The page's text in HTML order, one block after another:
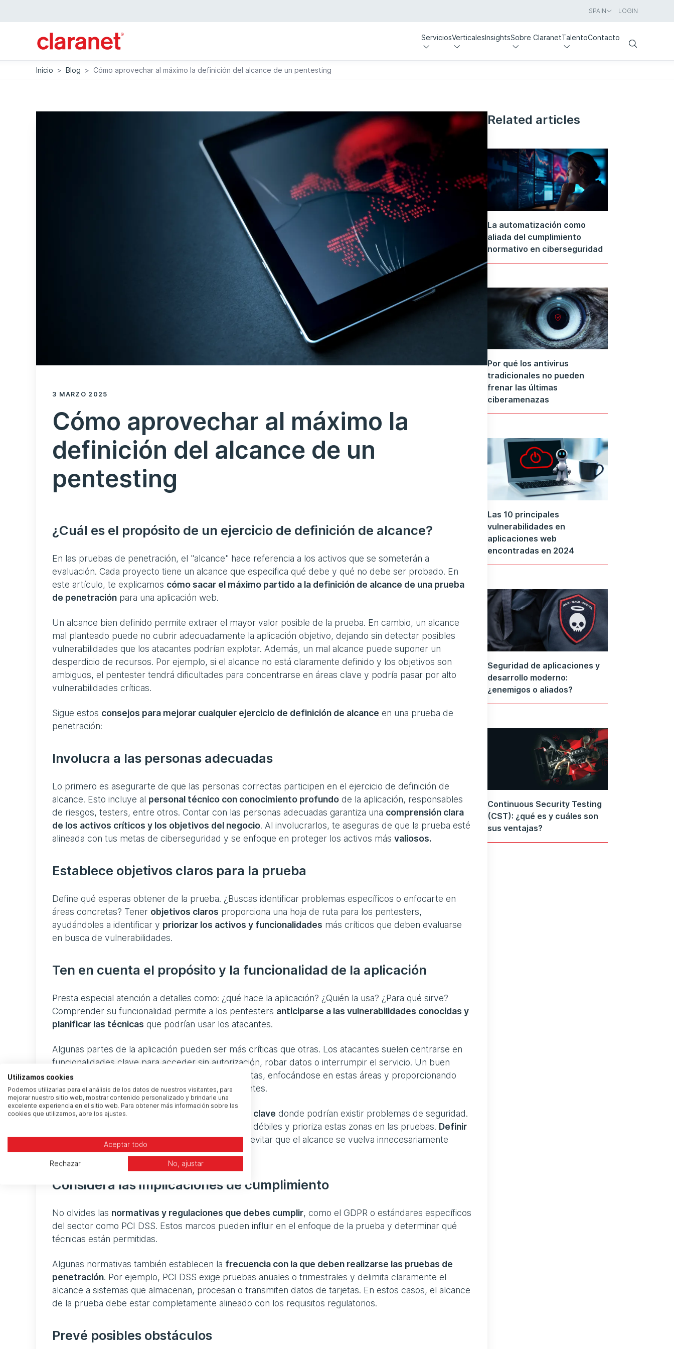
SPAIN LOGIN
ServiciosVerticalesInsightsSobre ClaranetTalentoContacto
Search
Inicio > Blog > Cómo aprovechar al máximo la definición del alcance de un pentesting
3 MARZO 2025
Cómo aprovechar al máximo la
definición del alcance de un
pentesting
¿Cuál es el propósito de un ejercicio de definición de alcance?
En las pruebas de penetración, el "alcance" hace referencia a los activos que se someterán a
evaluación. Cada proyecto tiene un alcance que especifica qué debe y qué no debe ser probado. En
este artículo, te explicamos cómo sacar el máximo partido a la definición de alcance de una prueba
de penetración para una aplicación web.
Un alcance bien definido permite extraer el mayor valor posible de la prueba. En cambio, un alcance
mal planteado puede no cubrir adecuadamente la aplicación objetivo, dejando sin detectar posibles
vulnerabilidades que los atacantes podrían explotar. Además, un mal alcance puede suponer un
desperdicio de recursos. Por ejemplo, si el alcance no está claramente definido y los objetivos son
ambiguos, el pentester tendrá dificultades para concentrarse en áreas clave y podría pasar por alto
vulnerabilidades críticas.
Sigue estos consejos para mejorar cualquier ejercicio de definición de alcance en una prueba de
penetración:
Involucra a las personas adecuadas
Lo primero es asegurarte de que las personas correctas participen en el ejercicio de definición de
alcance. Esto incluye al personal técnico con conocimiento profundo de la aplicación, responsables
de riesgos, testers, entre otros. Contar con las personas adecuadas garantiza una comprensión clara
de los activos críticos y los objetivos del negocio. Al involucrarlos, te aseguras de que la prueba esté
alineada con tus metas de ciberseguridad y se enfoque en proteger los activos más valiosos.
Establece objetivos claros para la prueba
Define qué esperas obtener de la prueba. ¿Buscas identificar problemas específicos o enfocarte en
áreas concretas? Tener objetivos claros proporciona una hoja de ruta para los pentesters,
ayudándoles a identificar y priorizar los activos y funcionalidades más críticos que deben evaluarse
en busca de vulnerabilidades.
Ten en cuenta el propósito y la funcionalidad de la aplicación
Presta especial atención a detalles como: ¿qué hace la aplicación? ¿Quién la usa? ¿Para qué sirve?
Comprender su funcionalidad permite a los pentesters anticiparse a las vulnerabilidades conocidas y
planificar las técnicas que podrían usar los atacantes.
Algunas partes de la aplicación pueden ser más críticas que otras. Los atacantes suelen centrarse en
funcionalidades clave para acceder sin autorización, robar datos o interrumpir el servicio. Un buen
pentest debe simular escenarios de ataque realistas, enfocándose en estas áreas y proporcionando
información valiosa sobre los riesgos más relevantes.
Trabaja con los testers para identificar las áreas clave donde podrían existir problemas de seguridad.
Consulta al equipo técnico sobre posibles puntos débiles y prioriza estas zonas en las pruebas. Definir
límites clarossobre qué se va a probar ayuda a evitar que el alcance se vuelva innecesariamente
complejo.
Considera las implicaciones de cumplimiento
No olvides las normativas y regulaciones que debes cumplir, como el GDPR o estándares específicos
del sector como PCI DSS. Estos marcos pueden influir en el enfoque de la prueba y determinar qué
técnicas están permitidas.
Algunas normativas también establecen la frecuencia con la que deben realizarse las pruebas de
penetración. Por ejemplo, PCI DSS exige pruebas anuales o trimestrales y delimita claramente el
alcance a sistemas que almacenan, procesan o transmiten datos de tarjetas. En estos casos, el alcance
de la prueba debe estar completamente alineado con los requisitos regulatorios.
Prevé posibles obstáculos
Related articles
La automatización como
aliada del cumplimiento
normativo en ciberseguridad
Por qué los antivirus
tradicionales no pueden
frenar las últimas
ciberamenazas
Las 10 principales
vulnerabilidades en
aplicaciones web
encontradas en 2024
Seguridad de aplicaciones y
desarrollo moderno:
¿enemigos o aliados?
Continuous Security Testing
(CST): ¿qué es y cuáles son
sus ventajas?
Utilizamos cookies
Podemos utilizarlas para el análisis de los datos de nuestros visitantes, para
mejorar nuestro sitio web, mostrar contenido personalizado y brindarle una
excelente experiencia en el sitio web. Para obtener más información sobre las
cookies que utilizamos, abre los ajustes.
Aceptar todo
Rechazar No, ajustar